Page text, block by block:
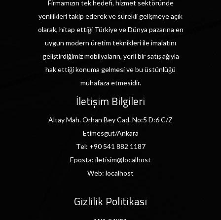
Firmamızın tek hedefi, hizmet sektöründe
yenilikleri takip ederek ve sürekli gelişmeye açık
olarak, hitap ettiği Türkiye ve Dünya pazarına en
uygun modern üretim teknikleri ile imalatını
geliştirdiğimiz mobilyaların, yerli bir satış ağıyla
hak ettiği konuma gelmesi ve bu üstünlüğü
muhafaza etmesidir.
İletişim Bilgileri
Altay Mah. Orhan Bey Cad. No:5 D:6 C/Z
Etimesgut/Ankara
Tel: +90 541 882 1187
Eposta: iletisim@localhost
Web: localhost
Gizlilik Politikası